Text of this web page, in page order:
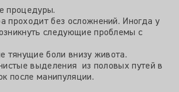
процедуры.
проходит без осложнений. Иногда у
следующие проблемы с
тянущие боли внизу живота.
выделения из половых путей в
после манипуляции.